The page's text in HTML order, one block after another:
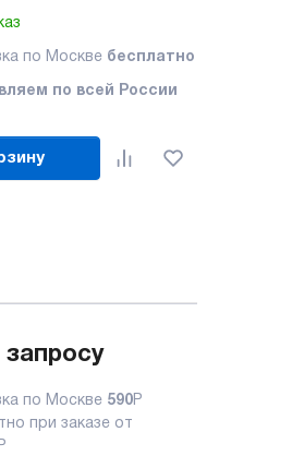
по Москве бесплатно
по всей России
по Москве 590Р
при заказе от
Р